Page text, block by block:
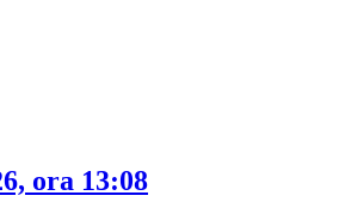
ora 13:08